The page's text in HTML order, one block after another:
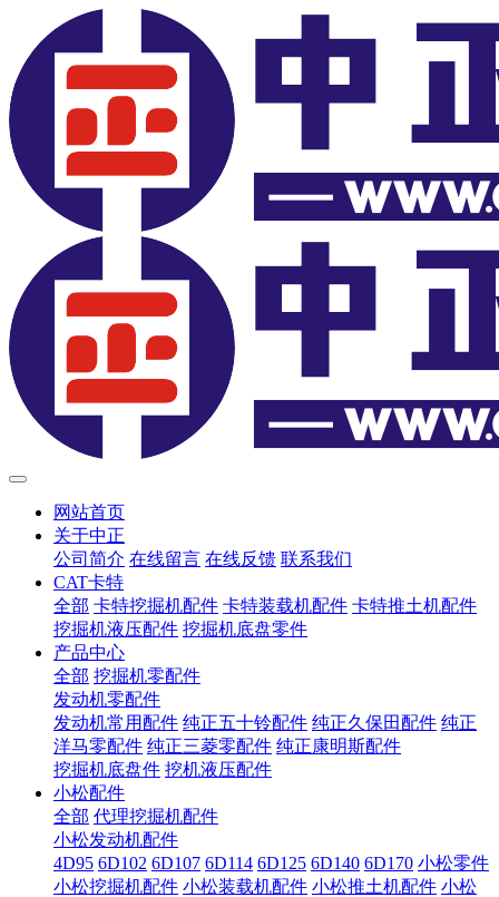
网站首页
关于中正
公司简介 在线留言 在线反馈 联系我们
CAT卡特
全部 卡特挖掘机配件 卡特装载机配件 卡特推土机配件
挖掘机液压配件 挖掘机底盘零件
产品中心
全部 挖掘机零配件
发动机零配件
发动机常用配件 纯正五十铃配件 纯正久保田配件 纯正
洋马零配件 纯正三菱零配件 纯正康明斯配件
挖掘机底盘件 挖机液压配件
小松配件
全部 代理挖掘机配件
小松发动机配件
4D95 6D102 6D107 6D114 6D125 6D140 6D170 小松零件
小松挖掘机配件 小松装载机配件 小松推土机配件 小松